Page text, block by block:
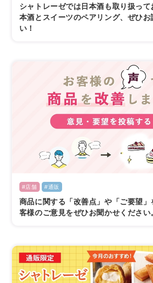
シャトレーゼでは日本酒も取り扱って
本酒とスイーツのペアリング、ぜひお
い！
#店舗 #通販
商品に関する「改善点」や「ご要望」
客様のご意見をぜひお聞かせください